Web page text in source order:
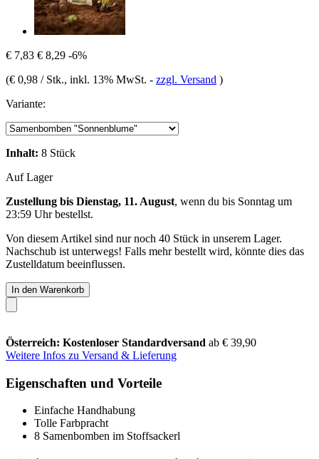
€ 7,83 € 8,29 -6%
(€ 0,98 / Stk., inkl. 13% MwSt. - zzgl. Versand )
Variante:
Inhalt: 8 Stück
Auf Lager
Zustellung bis Dienstag, 11. August, wenn du bis Sonntag um
23:59 Uhrbestellst.
Von diesem Artikel sind nur noch 40 Stück in unserem Lager.
Nachschub ist unterwegs! Falls mehr bestellt wird, könnte dies das
Zustelldatum beeinflussen.
In den Warenkorb
Österreich: Kostenloser Standardversand ab € 39,90
Weitere Infos zu Versand & Lieferung
Eigenschaften und Vorteile
Einfache Handhabung
Tolle Farbpracht
8 Samenbomben im Stoffsackerl